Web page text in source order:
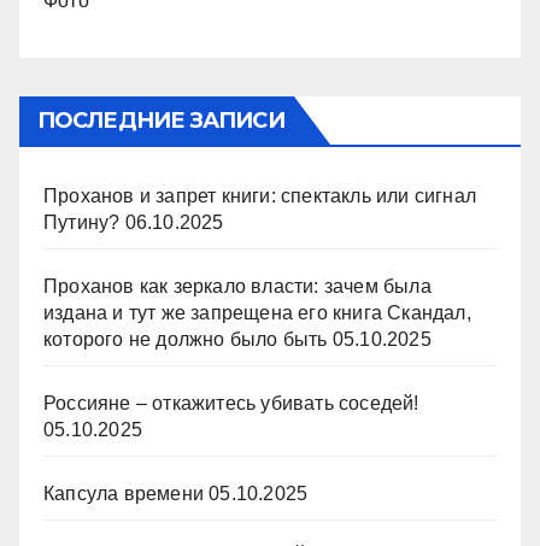
ПОСЛЕДНИЕ ЗАПИСИ
Проханов и запрет книги: спектакль или сигнал
Путину? 06.10.2025
Проханов как зеркало власти: зачем была
издана и тут же запрещена его книга Скандал,
которого не должно было быть 05.10.2025
Россияне – откажитесь убивать соседей!
05.10.2025
Капсула времени 05.10.2025